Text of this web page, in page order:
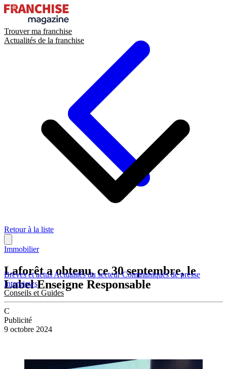
Trouver ma franchise
Actualités de la franchise
Brèves et actusActualités du secteurCommuniqués de presse
Interviews
Conseils et Guides
Retour à la liste
Immobilier
Laforêt a obtenu, ce 30 septembre, le
Label Enseigne Responsable
C
Publicité
9 octobre 2024